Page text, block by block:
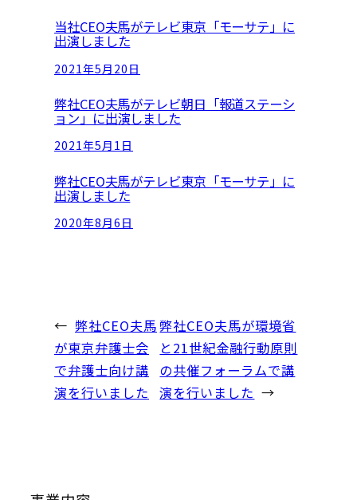
当社CEO夫馬がテレビ東京「モーサテ」に
出演しました
2021年5月20日
弊社CEO夫馬がテレビ朝日「報道ステーシ
ョン」に出演しました
2021年5月1日
弊社CEO夫馬がテレビ東京「モーサテ」に
出演しました
2020年8月6日
← 弊社CEO夫馬
が東京弁護士会
で弁護士向け講
演を行いました
弊社CEO夫馬が環境省
と21世紀金融行動原則
の共催フォーラムで講
演を行いました →